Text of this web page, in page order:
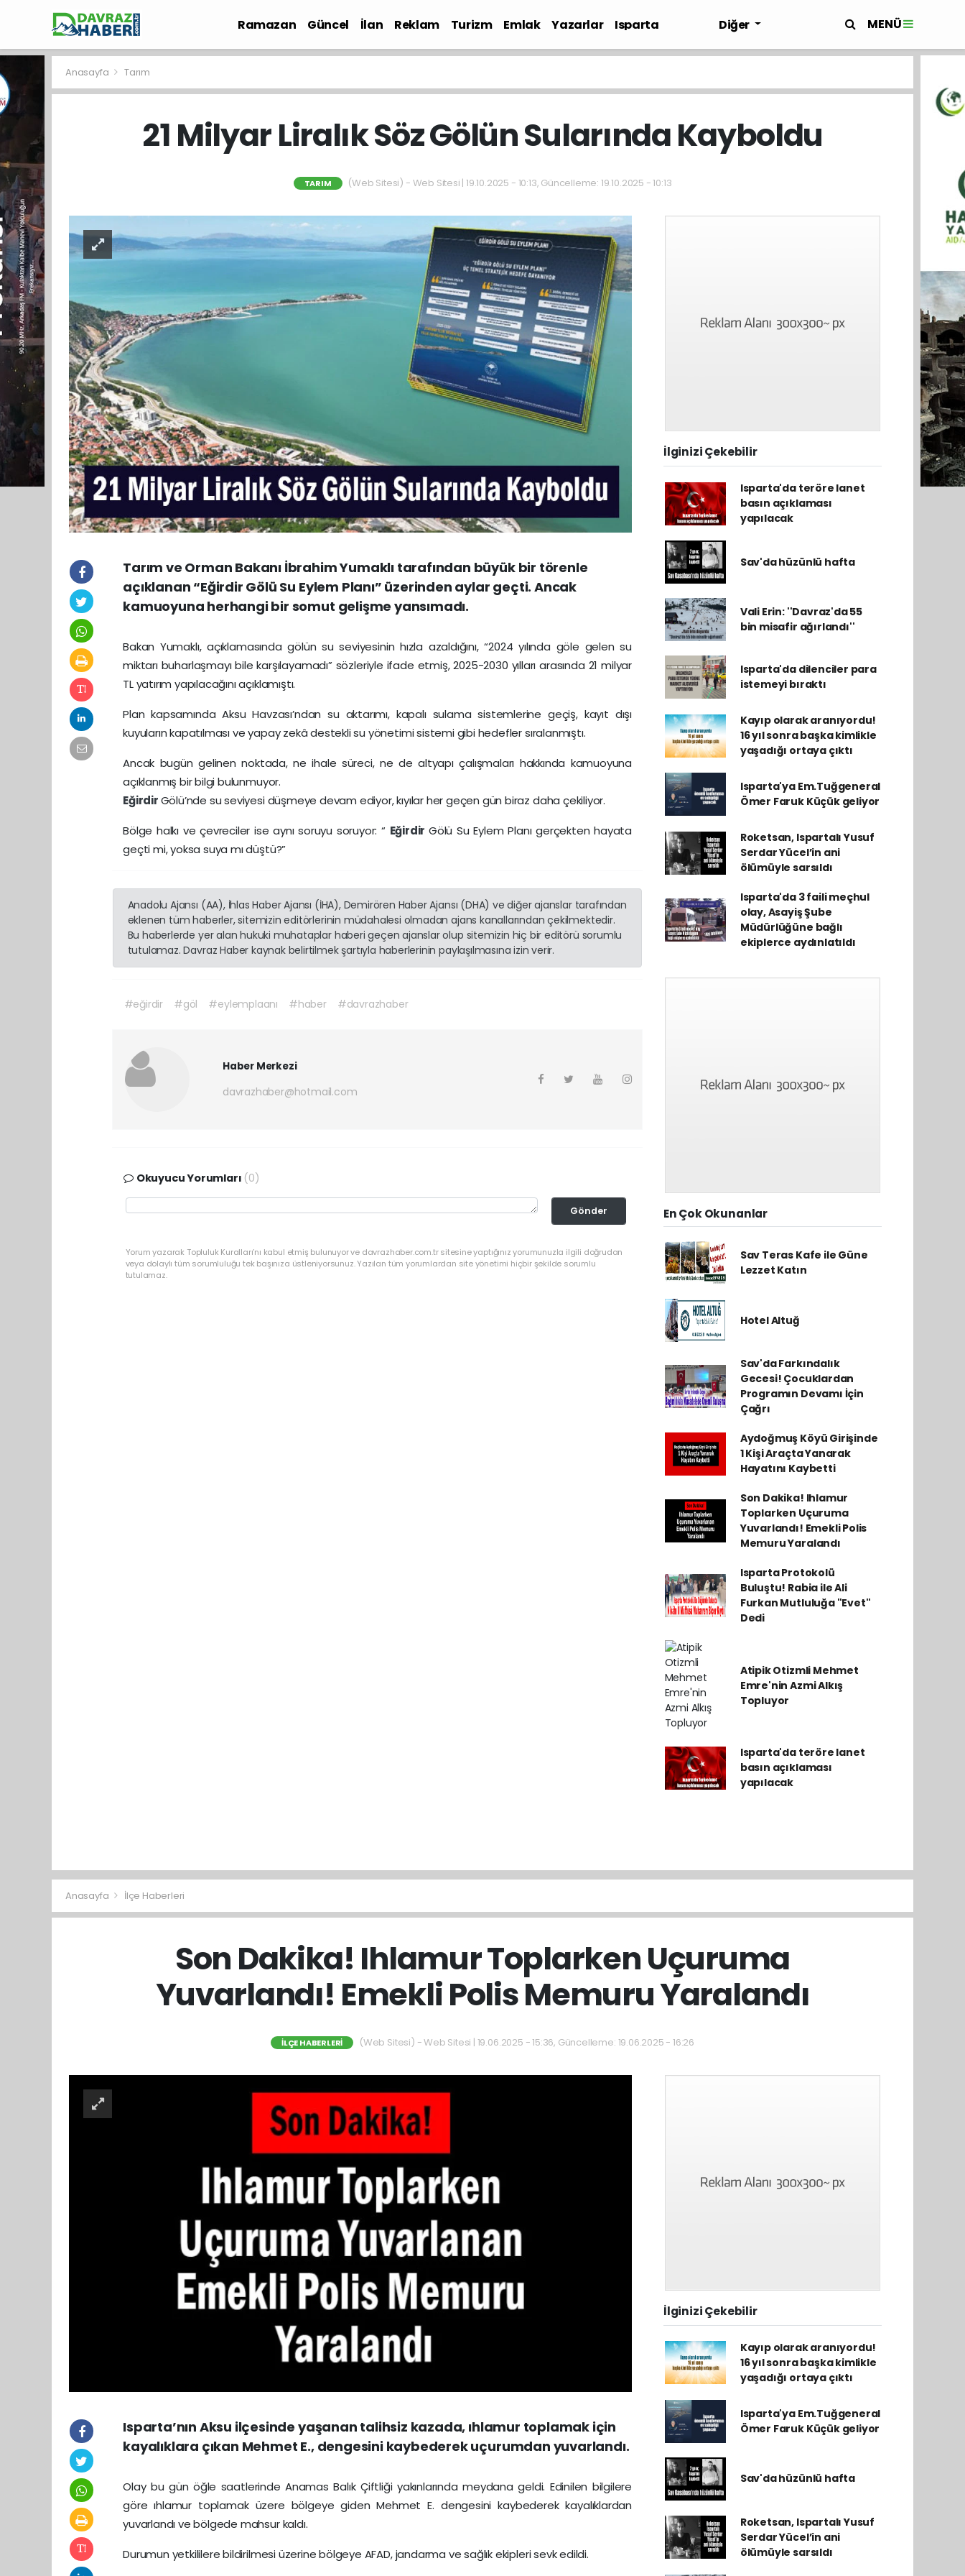
Ramazan Güncel İlan Reklam Turizm Emlak Yazarlar
Isparta
Diğer MENÜ
Anasayfa Tarım
21 Milyar Liralık Söz Gölün Sularında Kayboldu
TARIM (Web Sitesi) - Web Sitesi | 19.10.2025 - 10:13, Güncelleme: 19.10.2025 - 10:13
Tarım ve Orman Bakanı İbrahim Yumaklı tarafından büyük bir törenle
açıklanan “Eğirdir Gölü Su Eylem Planı” üzerinden aylar geçti. Ancak
kamuoyuna herhangi bir somut gelişme yansımadı.
Bakan Yumaklı, açıklamasında gölün su seviyesinin hızla azaldığını, “2024 yılında göle gelen su
miktarı buharlaşmayı bile karşılayamadı” sözleriyle ifade etmiş, 2025-2030 yılları arasında 21 milyar
TL yatırım yapılacağını açıklamıştı.
Plan kapsamında Aksu Havzası’ndan su aktarımı, kapalı sulama sistemlerine geçiş, kayıt dışı
kuyuların kapatılması ve yapay zekâ destekli su yönetimi sistemi gibi hedefler sıralanmıştı.
Ancak bugün gelinen noktada, ne ihale süreci, ne de altyapı çalışmaları hakkında kamuoyuna
açıklanmış bir bilgi bulunmuyor.
EğirdirGölü’nde su seviyesi düşmeye devam ediyor, kıyılar her geçen gün biraz daha çekiliyor.
Bölge halkı ve çevreciler ise aynı soruyu soruyor: “ EğirdirGölü Su Eylem Planı gerçekten hayata
geçti mi, yoksa suya mı düştü?”
Anadolu Ajansı (AA), İhlas Haber Ajansı (İHA), Demirören Haber Ajansı (DHA) ve diğer ajanslar tarafından
eklenen tüm haberler, sitemizin editörlerinin müdahalesi olmadan ajans kanallarından çekilmektedir.
Bu haberlerde yer alan hukuki muhataplar haberi geçen ajanslar olup sitemizin hiç bir editörü sorumlu
tutulamaz. Davraz Haber kaynak belirtilmek şartıyla haberlerinin paylaşılmasına izin verir.
#eğirdir #göl #eylemplaanı #haber #davrazhaber
Haber Merkezi
davrazhaber@hotmail.com
Okuyucu Yorumları (0)
Gönder
Yorum yazarak Topluluk Kuralları’nı kabul etmiş bulunuyor ve davrazhaber.com.tr sitesine yaptığınız yorumunuzla ilgili doğrudan
veya dolaylı tüm sorumluluğu tek başınıza üstleniyorsunuz. Yazılan tüm yorumlardan site yönetimi hiçbir şekilde sorumlu
tutulamaz.
İlginizi Çekebilir
Isparta'da teröre lanet
basın açıklaması
yapılacak
Sav'da hüzünlü hafta
Vali Erin: ''Davraz'da 55
bin misafir ağırlandı''
Isparta'da dilenciler para
istemeyi bıraktı
Kayıp olarak aranıyordu!
16 yıl sonra başka kimlikle
yaşadığı ortaya çıktı
Isparta'ya Em.Tuğgeneral
Ömer Faruk Küçük geliyor
Roketsan, Ispartalı Yusuf
Serdar Yücel’in ani
ölümüyle sarsıldı
Isparta'da 3 faili meçhul
olay, Asayiş Şube
Müdürlüğüne bağlı
ekiplerce aydınlatıldı
En Çok Okunanlar
Sav Teras Kafe ile Güne
Lezzet Katın
Hotel Altuğ
Sav'da Farkındalık
Gecesi! Çocuklardan
Programın Devamı İçin
Çağrı
Aydoğmuş Köyü Girişinde
1 Kişi Araçta Yanarak
Hayatını Kaybetti
Son Dakika! Ihlamur
Toplarken Uçuruma
Yuvarlandı! Emekli Polis
Memuru Yaralandı
Isparta Protokolü
Buluştu! Rabia ile Ali
Furkan Mutluluğa "Evet"
Dedi
Atipik Otizmli Mehmet
Emre'nin Azmi Alkış
Topluyor
Isparta'da teröre lanet
basın açıklaması
yapılacak
Anasayfa İlçe Haberleri
Son Dakika! Ihlamur Toplarken Uçuruma
Yuvarlandı! Emekli Polis Memuru Yaralandı
İLÇE HABERLERI (Web Sitesi) - Web Sitesi | 19.06.2025 - 15:36, Güncelleme: 19.06.2025 - 16:26
Isparta’nın Aksu ilçesinde yaşanan talihsiz kazada, ıhlamur toplamak için
kayalıklara çıkan Mehmet E., dengesini kaybederek uçurumdan yuvarlandı.
Olay bu gün öğle saatlerinde Anamas Balık Çiftliği yakınlarında meydana geldi. Edinilen bilgilere
göre ıhlamur toplamak üzere bölgeye giden Mehmet E. dengesini kaybederek kayalıklardan
yuvarlandı ve bölgede mahsur kaldı.
Durumun yetkililere bildirilmesi üzerine bölgeye AFAD, jandarma ve sağlık ekipleri sevk edildi.
İlginizi Çekebilir
Kayıp olarak aranıyordu!
16 yıl sonra başka kimlikle
yaşadığı ortaya çıktı
Isparta'ya Em.Tuğgeneral
Ömer Faruk Küçük geliyor
Sav'da hüzünlü hafta
Roketsan, Ispartalı Yusuf
Serdar Yücel’in ani
ölümüyle sarsıldı